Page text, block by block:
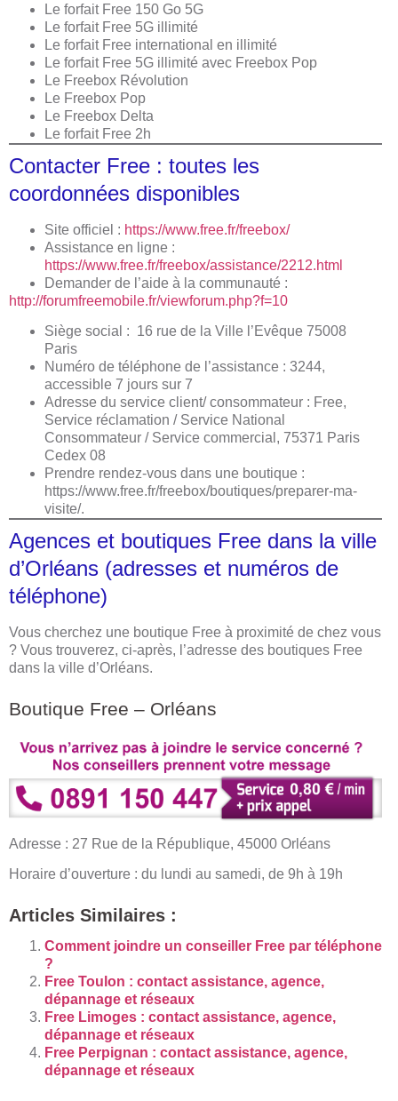
Le forfait Free 150 Go 5G
Le forfait Free 5G illimité
Le forfait Free international en illimité
Le forfait Free 5G illimité avec Freebox Pop
Le Freebox Révolution
Le Freebox Pop
Le Freebox Delta
Le forfait Free 2h
Contacter Free : toutes les
coordonnées disponibles
Site officiel : https://www.free.fr/freebox/
Assistance en ligne :
https://www.free.fr/freebox/assistance/2212.html
Demander de l’aide à la communauté :
http://forumfreemobile.fr/viewforum.php?f=10
Siège social : 16 rue de la Ville l’Evêque 75008
Paris
Numéro de téléphone de l’assistance : 3244,
accessible 7 jours sur 7
Adresse du service client/ consommateur : Free,
Service réclamation / Service National
Consommateur / Service commercial, 75371 Paris
Cedex 08
Prendre rendez-vous dans une boutique :
https://www.free.fr/freebox/boutiques/preparer-ma-
visite/.
Agences et boutiques Free dans la ville
d’Orléans (adresses et numéros de
téléphone)
Vous cherchez une boutique Free à proximité de chez vous
? Vous trouverez, ci-après, l’adresse des boutiques Free
dans la ville d’Orléans.
Boutique Free – Orléans
Adresse : 27 Rue de la République, 45000 Orléans
Horaire d’ouverture : du lundi au samedi, de 9h à 19h
Articles Similaires :
Comment joindre un conseiller Free par téléphone
?
Free Toulon : contact assistance, agence,
dépannage et réseaux
Free Limoges : contact assistance, agence,
dépannage et réseaux
Free Perpignan : contact assistance, agence,
dépannage et réseaux